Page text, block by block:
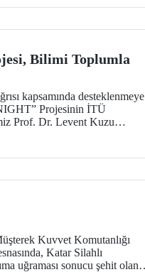
Bilimi Toplumla
kapsamında desteklenmeye
Projesinin İTÜ
Prof. Dr. Levent Kuzu
üretilen bilimsel çıktıların
ve araştırma kültürünün şehir
Kuvvet Komutanlığı
Katar Silahlı
uğraması sonucu şehit olan